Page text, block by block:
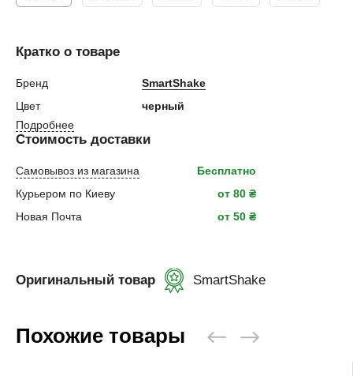
Кратко о товаре
Бренд
SmartShake
Цвет
черный
Подробнее
Стоимость доставки
Самовывоз из магазина
Бесплатно
Курьером по Киеву
от 80 ₴
Новая Почта
от 50 ₴
Оригинальный товар SmartShake
Похожие товары